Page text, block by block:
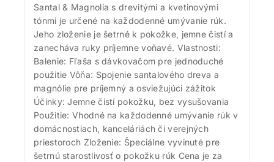
Santal & Magnolia s drevitými a kvetinovými
tónmi je určené na každodenné umývanie rúk.
Jeho zloženie je šetrné k pokožke, jemne čistí a
zanecháva ruky príjemne voňavé. Vlastnosti:
Balenie: Fľaša s dávkovačom pre jednoduché
použitie Vôňa: Spojenie santalového dreva a
magnólie pre príjemný a osviežujúci zážitok
Účinky: Jemne čistí pokožku, bez vysušovania
Použitie: Vhodné na každodenné umývanie rúk v
domácnostiach, kanceláriách či verejných
priestoroch Zloženie: Špeciálne vyvinuté pre
šetrnú starostlivosť o pokožku rúk Cena je za